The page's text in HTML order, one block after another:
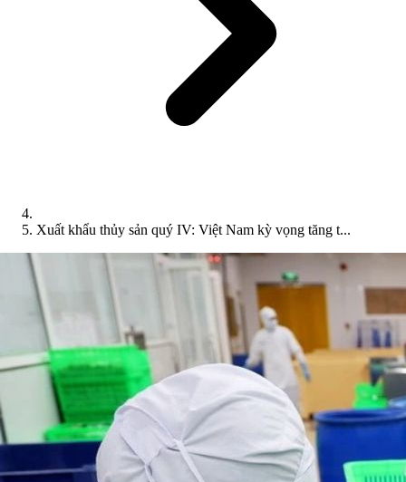
Xuất khẩu thủy sản quý IV: Việt Nam kỳ vọng tăng t...